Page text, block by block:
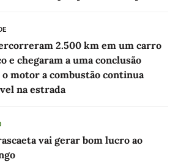
2.500 km em um carro
e chegaram a uma conclusão
motor a combustão continua
na estrada
vai gerar bom lucro ao